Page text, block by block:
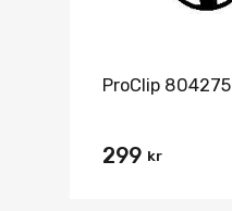
ProClip 804275
299 kr